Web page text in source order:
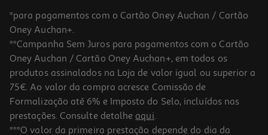
*para pagamentos com o Cartão Oney Auchan / Cartão
Oney Auchan+.
**Campanha Sem Juros para pagamentos com o Cartão
Oney Auchan / Cartão Oney Auchan+, em todos os
produtos assinalados na Loja de valor igual ou superior a
75€. Ao valor da compra acresce Comissão de
Formalização até 6% e Imposto do Selo, incluídos nas
prestações. Consulte detalhe aqui.
***O valor da primeira prestação depende do dia da